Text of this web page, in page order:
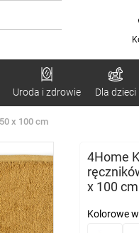
Uroda i zdrowie Dla dzieci
x 100 cm
4Home
x 100 cm
Kolorowe